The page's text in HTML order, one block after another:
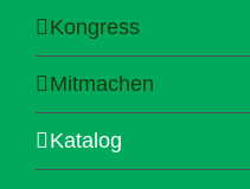
Kongress
Mitmachen
Katalog